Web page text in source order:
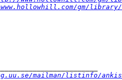
gm/library/
mailman/listinfo/